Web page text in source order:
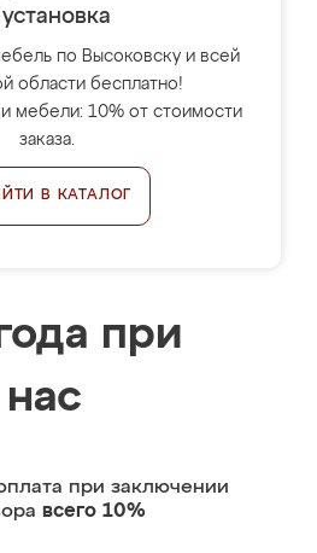
по Высоковску и всей
области бесплатно!
мебели: 10% от стоимости
заказа.
В КАТАЛОГ
при
при заключении
всего 10%